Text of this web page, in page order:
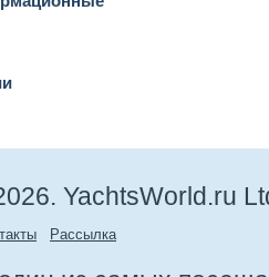
YachtsWorld.ru
Рассылка